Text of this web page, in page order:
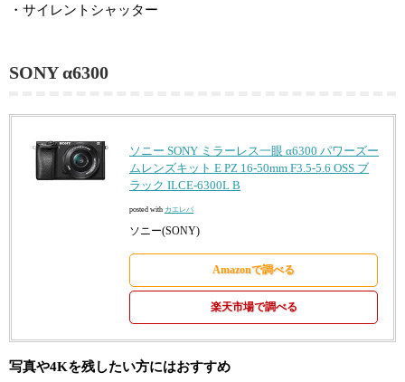
・サイレントシャッター
SONY α6300
ソニー SONY ミラーレス一眼 α6300 パワーズー
ムレンズキット E PZ 16-50mm F3.5-5.6 OSS ブ
ラック ILCE-6300L B
posted with カエレバ
ソニー(SONY)
Amazonで調べる
楽天市場で調べる
写真や4Kを残したい方にはおすすめ